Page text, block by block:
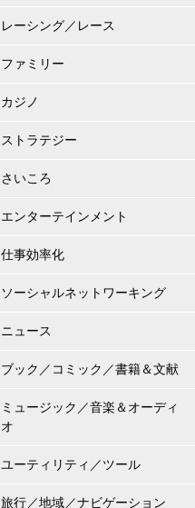
レーシング／レース
ファミリー
カジノ
ストラテジー
さいころ
エンターテインメント
仕事効率化
ソーシャルネットワーキング
ニュース
ブック／コミック／書籍＆文献
ミュージック／音楽＆オーディ
オ
ユーティリティ／ツール
旅行／地域／ナビゲーション